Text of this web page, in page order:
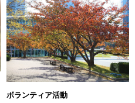
ボランティア活動